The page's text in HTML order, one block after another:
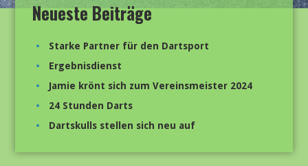
Neueste Beiträge
Starke Partner für den Dartsport
Ergebnisdienst
Jamie krönt sich zum Vereinsmeister 2024
24 Stunden Darts
Dartskulls stellen sich neu auf